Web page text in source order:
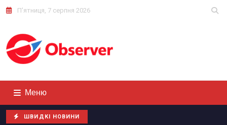
П'ятниця, 7 серпня 2026
Меню
ШВИДКІ НОВИНИ